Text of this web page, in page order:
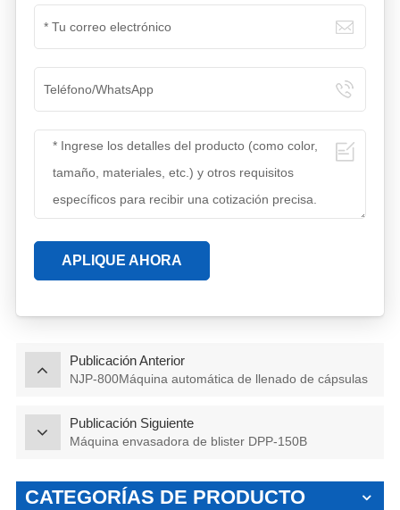
APLIQUE AHORA
Publicación Anterior
NJP-800Máquina automática de llenado de cápsulas
Publicación Siguiente
Máquina envasadora de blister DPP-150B
CATEGORÍAS DE PRODUCTO